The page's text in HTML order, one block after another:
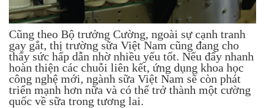
Cũng theo Bộ trưởng Cường, ngoài sự cạnh tranh
gay gắt, thị trường sữa Việt Nam cũng đang cho
thấy sức hấp dẫn nhờ nhiều yếu tốt. Nếu đẩy nhanh
hoàn thiện các chuỗi liên kết, ứng dụng khoa học
công nghệ mới, ngành sữa Việt Nam sẽ còn phát
triển mạnh hơn nữa và có thể trở thành một cường
quốc về sữa trong tương lai.